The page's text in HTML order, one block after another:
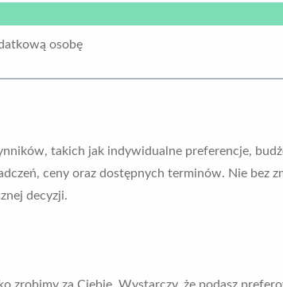
osobę
takich jak indywidualne preferencje,
ceny oraz dostępnych terminów. Nie bez
decyzji.